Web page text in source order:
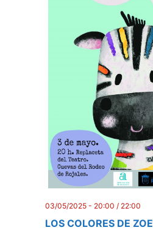
LOS COLORES DE ZOE
03/05/2025 - 20:00 / 22:00